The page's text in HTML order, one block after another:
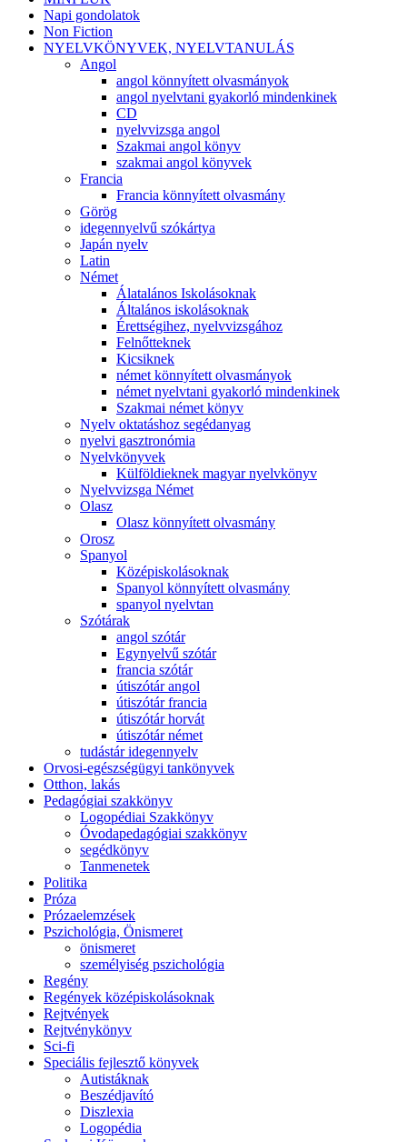
Napi gondolatok
Non Fiction
NYELVKÖNYVEK, NYELVTANULÁS
Angol
angol könnyített olvasmányok
angol nyelvtani gyakorló mindenkinek
CD
nyelvvizsga angol
Szakmai angol könyv
szakmai angol könyvek
Francia
Francia könnyített olvasmány
Görög
idegennyelvű szókártya
Japán nyelv
Latin
Német
Álatalános Iskolásoknak
Általános iskolásoknak
Érettségihez, nyelvvizsgához
Felnőtteknek
Kicsiknek
német könnyített olvasmányok
német nyelvtani gyakorló mindenkinek
Szakmai német könyv
Nyelv oktatáshoz segédanyag
nyelvi gasztronómia
Nyelvkönyvek
Külföldieknek magyar nyelvkönyv
Nyelvvizsga Német
Olasz
Olasz könnyített olvasmány
Orosz
Spanyol
Középiskolásoknak
Spanyol könnyített olvasmány
spanyol nyelvtan
Szótárak
angol szótár
Egynyelvű szótár
francia szótár
útiszótár angol
útiszótár francia
útiszótár horvát
útiszótár német
tudástár idegennyelv
Orvosi-egészségügyi tankönyvek
Otthon, lakás
Pedagógiai szakkönyv
Logopédiai Szakkönyv
Óvodapedagógiai szakkönyv
segédkönyv
Tanmenetek
Politika
Próza
Prózaelemzések
Pszichológia, Önismeret
önismeret
személyiség pszichológia
Regény
Regények középiskolásoknak
Rejtvények
Rejtvénykönyv
Sci-fi
Speciális fejlesztő könyvek
Autistáknak
Beszédjavító
Diszlexia
Logopédia